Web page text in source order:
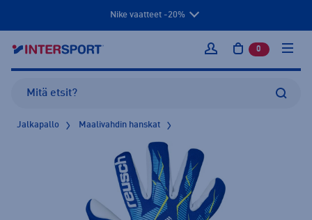
Nike vaatteet -20%
Kirjaudu sisään
0 tuotetta
Jalkapallo Maalivahdin hanskat